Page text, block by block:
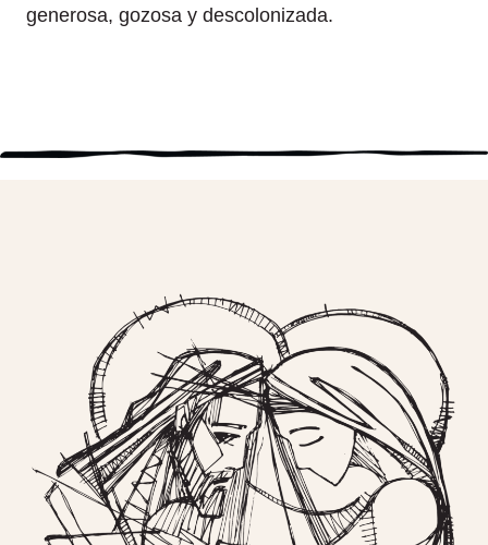
generosa, gozosa y descolonizada.